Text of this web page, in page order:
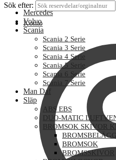
Sök efter:
Konto
Mercedes
Volvo
Scania
Scania 2 Serie
Scania 3 Serie
Scania 4 Serie
Scania 5 Serie
Scania 6 Serie
Scania 7 Serie
Man Daf
Släp
ABS EBS
DUO-MATIC
BROMSOK SKIVOR
BROMSBELÄGG
BROMSOK
BROMSSKIVOR